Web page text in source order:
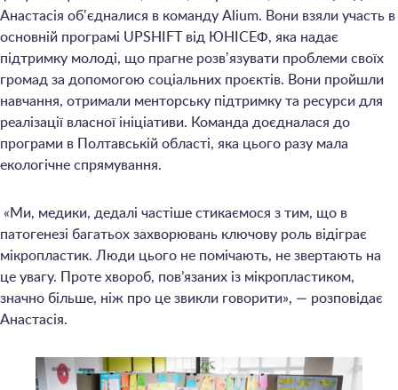
Анастасія обʼєдналися в команду Alium. Вони взяли участь в
основній програмі UPSHIFT від ЮНІСЕФ, яка надає
підтримку молоді, що прагне розвʼязувати проблеми своїх
громад за допомогою соціальних проєктів. Вони пройшли
навчання, отримали менторську підтримку та ресурси для
реалізації власної ініціативи. Команда доєдналася до
програми в Полтавській області, яка цього разу мала
екологічне спрямування.
«Ми, медики, дедалі частіше стикаємося з тим, що в
патогенезі багатьох захворювань ключову роль відіграє
мікропластик. Люди цього не помічають, не звертають на
це увагу. Проте хвороб, пов’язаних із мікропластиком,
значно більше, ніж про це звикли говорити», — розповідає
Анастасія.